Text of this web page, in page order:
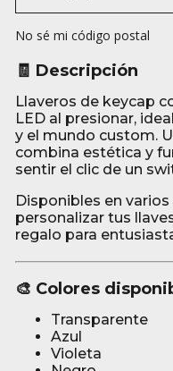
No sé mi código postal
🧾 Descripción
Llaveros de keycap
LED al presionar,
y el mundo custom.
combina estética y
sentir el clic de un
Disponibles en
personalizar tus
regalo para
🎨 Colores
Transparente
Azul
Violeta